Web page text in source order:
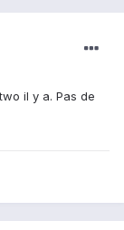
il y a. Pas de